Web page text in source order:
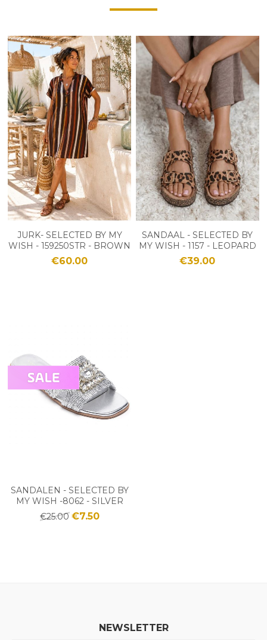
JURK- SELECTED BY MY
WISH - 159250STR - BROWN
€60.00
SANDAAL - SELECTED BY
MY WISH - 1157 - LEOPARD
€39.00
SANDALEN - SELECTED BY
MY WISH -8062 - SILVER
€25.00 €7.50
NEWSLETTER